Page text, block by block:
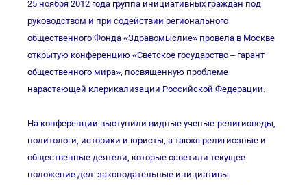
25 ноября 2012 года группа инициативных граждан под
руководством и при содействии регионального
общественного Фонда «Здравомыслие» провела в Москве
открытую конференцию «Светское государство – гарант
общественного мира», посвященную проблеме
нарастающей клерикализации Российской Федерации.
На конференции выступили видные ученые-религиоведы,
политологи, историки и юристы, а также религиозные и
общественные деятели, которые осветили текущее
положение дел: законодательные инициативы